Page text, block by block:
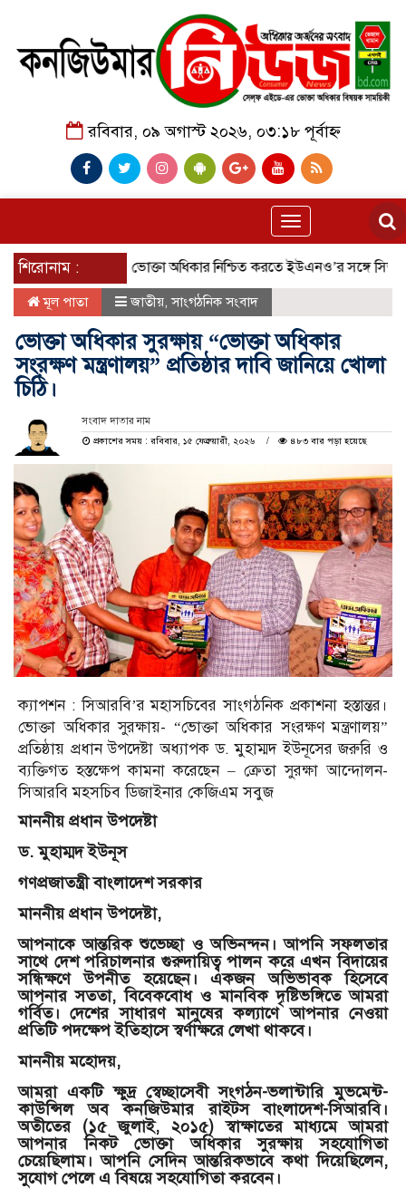
রবিবার, ০৯ অগাস্ট ২০২৬, ০৩:১৮ পূর্বাহ্ন
Toggle
navigation
শিরোনাম :
অনুষ্ঠিত। ভোক্তা অধিকার নিশ্চিত করতে ইউএনও’র সঙ্গে সিআরবি
মূল পাতা জাতীয়,সাংগঠনিক সংবাদ
ভোক্তা অধিকার সুরক্ষায় “ভোক্তা অধিকার
সংরক্ষণ মন্ত্রণালয়” প্রতিষ্ঠার দাবি জানিয়ে খোলা
চিঠি।
সংবাদ দাতার নাম
প্রকাশের সময় : রবিবার, ১৫ ফেব্রুয়ারী, ২০২৬
৪৮৩ বার পড়া হয়েছে
ক্যাপশন : সিআরবি’র মহাসচিবের সাংগঠনিক প্রকাশনা হস্তান্তর।
ভোক্তা অধিকার সুরক্ষায়- “ভোক্তা অধিকার সংরক্ষণ মন্ত্রণালয়”
প্রতিষ্ঠায় প্রধান উপদেষ্টা অধ্যাপক ড. মুহাম্মদ ইউনূসের জরুরি ও
ব্যক্তিগত হস্তক্ষেপ কামনা করেছেন – ক্রেতা সুরক্ষা আন্দোলন-
সিআরবি মহসচিব ডিজাইনার কেজিএম সবুজ
মাননীয় প্রধান উপদেষ্টা
ড. মুহাম্মদ ইউনূস
গণপ্রজাতন্ত্রী বাংলাদেশ সরকার
মাননীয় প্রধান উপদেষ্টা,
আপনাকে আন্তরিক শুভেচ্ছা ও অভিনন্দন। আপনি সফলতার
সাথে দেশ পরিচালনার গুরুদায়িত্ব পালন করে এখন বিদায়ের
সন্ধিক্ষণে উপনীত হয়েছেন। একজন অভিভাবক হিসেবে
আপনার সততা, বিবেকবোধ ও মানবিক দৃষ্টিভঙ্গিতে আমরা
গর্বিত। দেশের সাধারণ মানুষের কল্যাণে আপনার নেওয়া
প্রতিটি পদক্ষেপ ইতিহাসে স্বর্ণাক্ষরে লেখা থাকবে।
মাননীয় মহোদয়,
আমরা একটি ক্ষুদ্র স্বেচ্ছাসেবী সংগঠন-ভলান্টারি মুভমেন্ট-
কাউন্সিল অব কনজিউমার রাইটস বাংলাদেশ-সিআরবি।
অতীতের (১৫ জুলাই, ২০১৫) স্বাক্ষাতের মাধ্যমে আমরা
আপনার নিকট ভোক্তা অধিকার সুরক্ষায় সহযোগিতা
চেয়েছিলাম। আপনি সেদিন আন্তরিকভাবে কথা দিয়েছিলেন,
সুযোগ পেলে এ বিষয়ে সহযোগিতা করবেন।